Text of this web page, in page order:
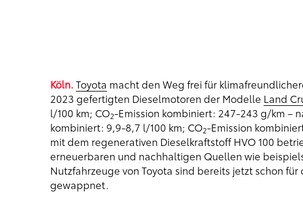
Köln. Toyota macht den Weg frei für
2023 gefertigten Dieselmotoren der Modelle Land
l/100 km; CO2-Emission kombiniert: 247-243 g/km –
kombiniert: 9,9-8,7 l/100 km; CO2-Emission
mit dem regenerativen Dieselkraftstoff HVO 100
erneuerbaren und nachhaltigen Quellen wie
Nutzfahrzeuge von Toyota sind bereits jetzt schon
gewappnet.